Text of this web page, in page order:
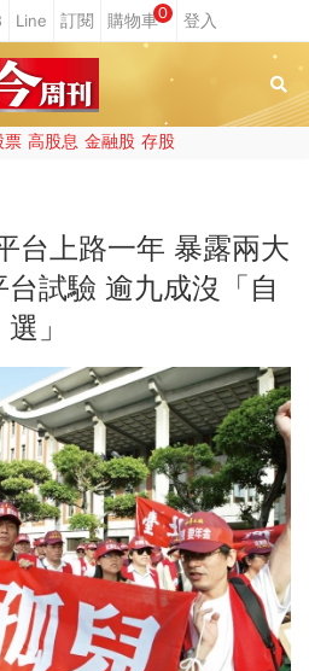
0
票 高股息 金融股 存股
台上路一年 暴露兩大
試驗 逾九成沒「自
選」